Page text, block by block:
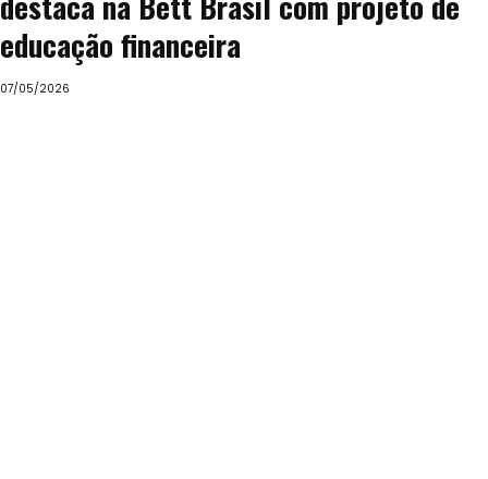
educação financeira
07/05/2026